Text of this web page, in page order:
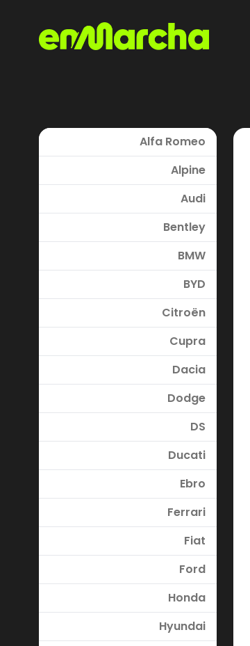
Alfa Romeo
Alpine
Audi
Bentley
BMW
BYD
Citroën
Cupra
Dacia
Dodge
DS
Ducati
Ebro
Ferrari
Fiat
Ford
Honda
Hyundai